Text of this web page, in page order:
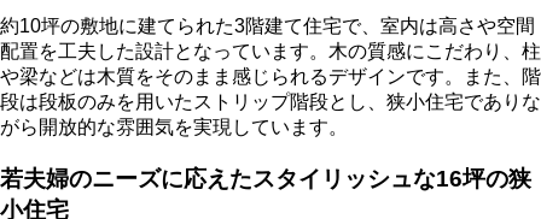
約10坪の敷地に建てられた3階建て住宅で、室内は高さや空間
配置を工夫した設計となっています。木の質感にこだわり、柱
や梁などは木質をそのまま感じられるデザインです。また、階
段は段板のみを用いたストリップ階段とし、狭小住宅でありな
がら開放的な雰囲気を実現しています。
若夫婦のニーズに応えたスタイリッシュな16坪の狭
小住宅